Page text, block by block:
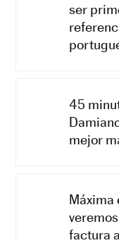
ser
45
mejor
Máxima
factura